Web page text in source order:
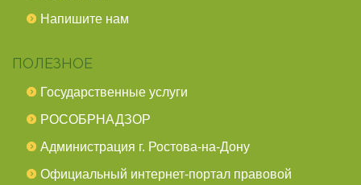
Напишите нам
ПОЛЕЗНОЕ
Государственные услуги
РОСОБРНАДЗОР
Администрация г. Ростова-на-Дону
Официальный интернет-портал правовой